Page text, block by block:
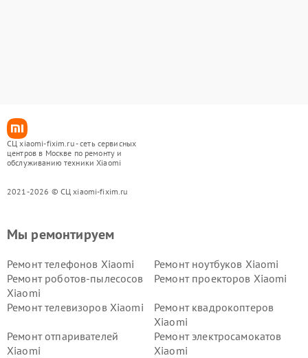
СЦ xiaomi-fixim.ru - сеть сервисных
центров в Москве по ремонту и
обслуживанию техники Xiaomi
2021-2026 © СЦ xiaomi-fixim.ru
Мы ремонтируем
Ремонт телефонов Xiaomi
Ремонт ноутбуков Xiaomi
Ремонт роботов-пылесосов
Xiaomi
Ремонт проекторов Xiaomi
Ремонт телевизоров Xiaomi
Ремонт квадрокоптеров
Xiaomi
Ремонт отпаривателей
Xiaomi
Ремонт электросамокатов
Xiaomi